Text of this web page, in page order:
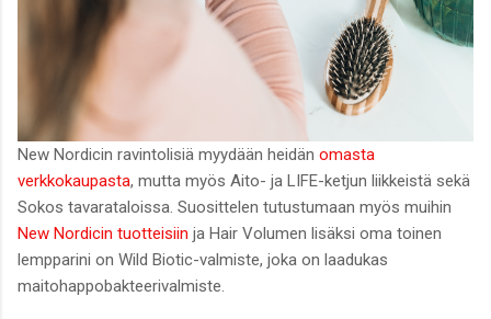
New Nordicin ravintolisiä myydään heidän omasta
verkkokaupasta, mutta myös Aito- ja LIFE-ketjun liikkeistä sekä
Sokos tavarataloissa. Suosittelen tutustumaan myös muihin
New Nordicin tuotteisiin ja Hair Volumen lisäksi oma toinen
lempparini on Wild Biotic-valmiste, joka on laadukas
maitohappobakteerivalmiste.